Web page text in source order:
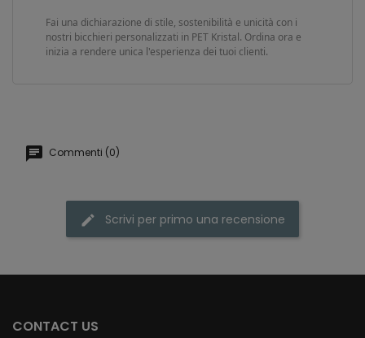
Fai una dichiarazione di stile, sostenibilità e unicità con i
nostri bicchieri personalizzati in PET Kristal. Ordina ora e
inizia a rendere unica l'esperienza dei tuoi clienti.
Commenti (0)
Scrivi per primo una recensione
CONTACT US